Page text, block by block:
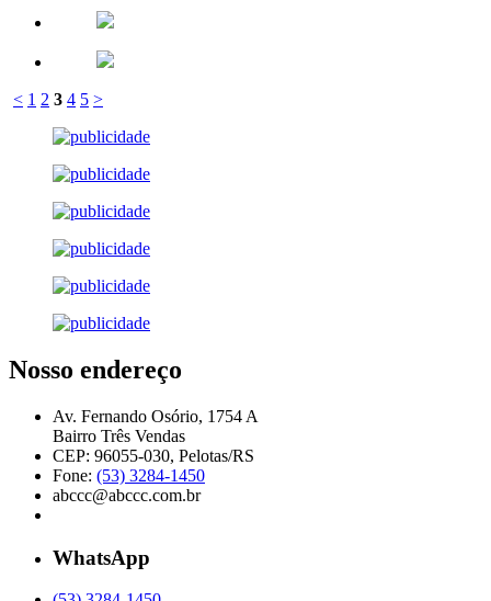
< 1 2 3 4 5 >
Nosso endereço
Av. Fernando Osório, 1754 A
Bairro Três Vendas
CEP: 96055-030, Pelotas/RS
Fone: (53) 3284-1450
abccc@abccc.com.br
WhatsApp